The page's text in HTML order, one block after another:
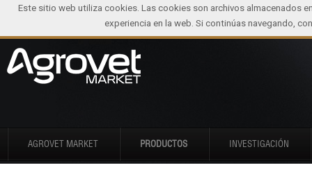
AGROVET MARKET PRODUCTOS INVESTIGACIÓN
Este sitio web utiliza cookies. Las cookies son archivos almacenados
experiencia en la web. Si continúas navegando,